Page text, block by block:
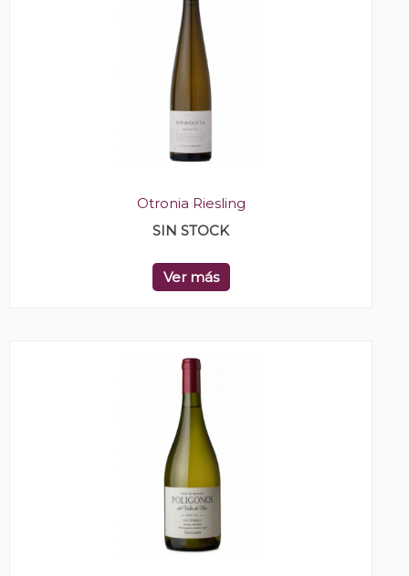
Otronia Riesling
SIN STOCK
Ver más